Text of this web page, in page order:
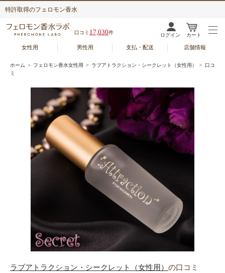
特許取得のフェロモン香水
口コミ 17,030件 ログイン カート
女性用 男性用 支払・配送 店舗情報
ホーム > フェロモン香水女性用 > ラブアトラクション・シークレット（女性用）
> 口コ
ミ
ラブアトラクション・シークレット（女性用） の口コミ